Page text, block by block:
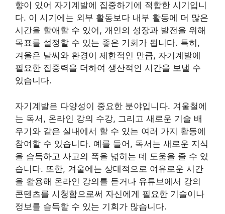
향이 있어 자기계발에 집중하기에 적합한 시기입니
다. 이 시기에는 외부 활동보다 내부 활동에 더 많은
시간을 할애할 수 있어, 개인의 성장과 발전을 위해
목표를 설정할 수 있는 좋은 기회가 됩니다. 특히,
겨울은 날씨와 환경이 제한적인 만큼, 자기계발에
필요한 집중력을 더하여 생산적인 시간을 보낼 수
있습니다.
자기계발은 다양성이 중요한 분야입니다. 겨울철에
는 독서, 온라인 강의 수강, 그리고 새로운 기술 배
우기와 같은 실내에서 할 수 있는 여러 가지 활동에
참여할 수 있습니다. 예를 들어, 독서는 새로운 지식
을 습득하고 사고의 폭을 넓히는 데 도움을 줄 수 있
습니다. 또한, 겨울에는 상대적으로 여유로운 시간
을 활용해 온라인 강의를 듣거나 유튜브에서 강의
콘텐츠를 시청함으로써 자신에게 필요한 기술이나
정보를 습득할 수 있는 기회가 많습니다.